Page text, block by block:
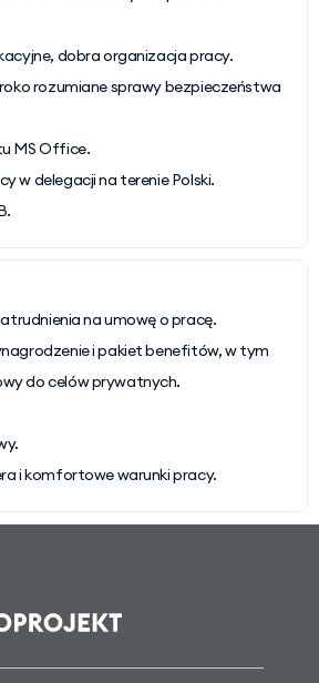
dobra organizacja pracy.
rozumiane sprawy bezpieczeństwa
MS Office.
w delegacji na terenie Polski.
na umowę o pracę.
i pakiet benefitów, w tym
do celów prywatnych.
i komfortowe warunki pracy.